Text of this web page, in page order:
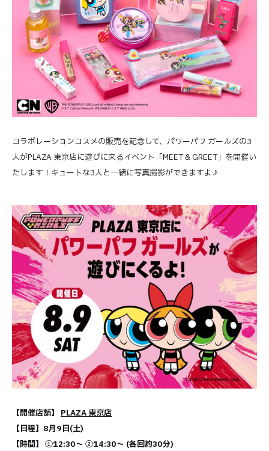
コラボレーションコスメの販売を記念して、パワーパフ ガールズの3
人がPLAZA 東京店に遊びに来るイベント「MEET & GREET」を開催い
たします！キュートな3人と一緒に写真撮影ができますよ♪
【開催店舗】 PLAZA 東京店
【日程】8月9日(土)
【時間】 ①12:30～ ②14:30～ (各回約30分)